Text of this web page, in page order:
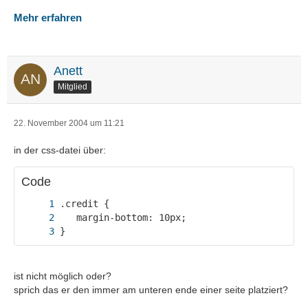
Mehr erfahren
Anett
Mitglied
22. November 2004 um 11:21
in der css-datei über:
Code
}
ist nicht möglich oder?
sprich das er den immer am unteren ende einer seite platziert?